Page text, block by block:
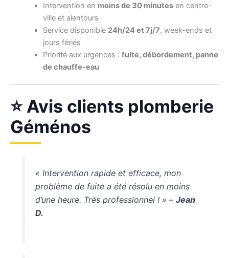
Intervention en moins de 30 minutesen centre-
ville et alentours
Service disponible 24h/24 et 7j/7, week-ends et
jours fériés
Priorité aux urgences : fuite, débordement, panne
de chauffe-eau
⭐ Avis clients plomberie
Géménos
« Intervention rapide et efficace, mon
problème de fuite a été résolu en moins
d’une heure. Très professionnel ! » –Jean
D.